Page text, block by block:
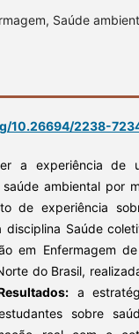
Saúde
10.26694/2238-
a experiência de
ambiental por
de experiência
disciplina Saúde
em Enfermagem
do Brasil,
a
sobre